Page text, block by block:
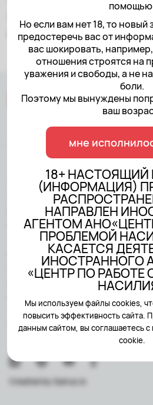
Но если вам нет 18, то новый
предостеречь вас от
вас шокировать,
отношения строятся на
уважения и свободы, а не
боли.
Поэтому мы вынуждены
ваш
мне
18+ НАСТОЯЩИЙ
(ИНФОРМАЦИЯ)
НАПРАВЛЕН
АГЕНТОМ
ПРОБЛЕМОЙ
КАСАЕТСЯ
ИНОСТРАННОГО
«ЦЕНТР ПО
Мы используем файлы cookies,
повысить эффективность сайта.
данным сайтом, вы соглашаетесь
cookie.
способы самоподдержки
возможности Центра.
18+ НАСТОЯЩИЙ
(ИНФОРМАЦИЯ)
РАСПРОСТРАНЕН И (ИЛИ)
НАПРАВЛЕН
АГЕНТОМ АНО«ЦЕНТР ПО
РАБОТЕ С ПРОБЛЕМОЙ
НАСИЛИЯ» ЛИБО
ДЕЯТЕЛЬНОСТИ
ИНОСТРАННОГО АГЕНТА
«ЦЕНТР ПО РАБОТЕ С
ПРОБЛЕМОЙ НАСИЛИЯ»
Created by Sairus.io